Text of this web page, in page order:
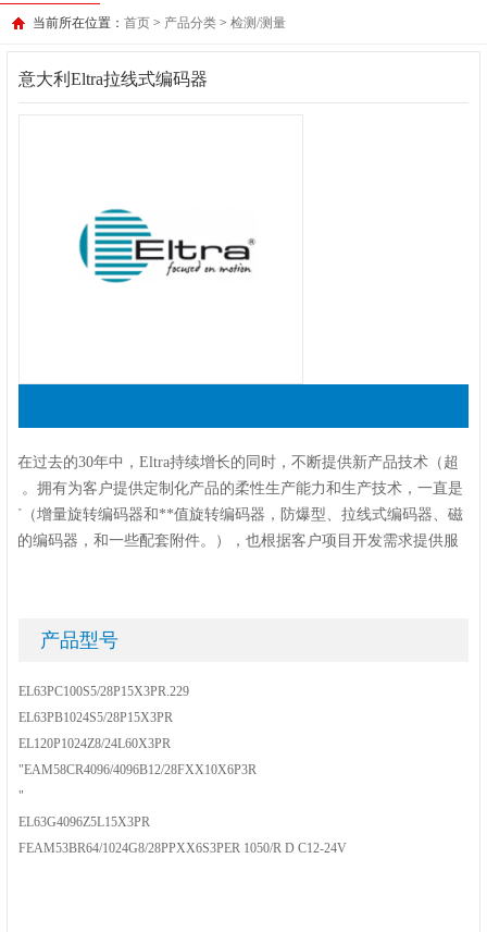
当前所在位置： 首页 > 产品分类 > 检测/测量
意大利Eltra拉线式编码器
在过去的30年中，Eltra持续增长的同时，不断提供新产品技术（超
）。拥有为客户提供定制化产品的柔性生产能力和生产技术，一直是
（增量旋转编码器和**值旋转编码器，防爆型、拉线式编码器、磁
的编码器，和一些配套附件。），也根据客户项目开发需求提供服
产品型号
EL63PC100S5/28P15X3PR.229
EL63PB1024S5/28P15X3PR
EL120P1024Z8/24L60X3PR
"EAM58CR4096/4096B12/28FXX10X6P3R
"
EL63G4096Z5L15X3PR
FEAM53BR64/1024G8/28PPXX6S3PER 1050/R D C12-24V